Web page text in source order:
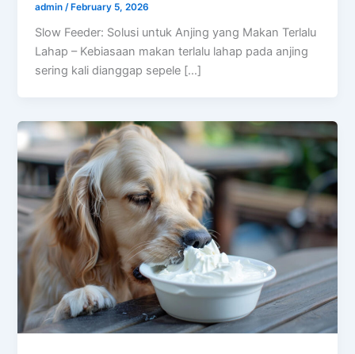
admin /February 5, 2026
Slow Feeder: Solusi untuk Anjing yang Makan Terlalu
Lahap – Kebiasaan makan terlalu lahap pada anjing
sering kali dianggap sepele […]